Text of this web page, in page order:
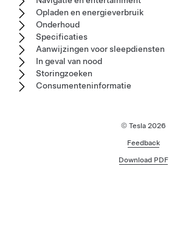
Opladen en energieverbruik
Onderhoud
Specificaties
Aanwijzingen voor sleepdiensten
In geval van nood
Storingzoeken
Consumenteninformatie
© Tesla 2026
Feedback
Download PDF